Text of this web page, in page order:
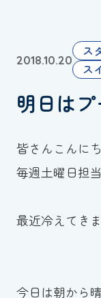
団体会員
保護者の
採用情報
お知らせ
カレンダー
お問い合
2018.10.20
ス
ス
明日は
皆さんこんに
毎週土曜日担
最近冷えてき
今日は朝から